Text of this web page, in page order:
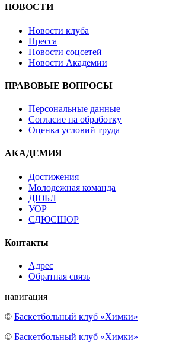
НОВОСТИ
Новости клуба
Пресса
Новости соцсетей
Новости Академии
ПРАВОВЫЕ ВОПРОСЫ
Персональные данные
Согласие на обработку
Оценка условий труда
АКАДЕМИЯ
Достижения
Молодежная команда
ДЮБЛ
УОР
СДЮСШОР
Контакты
Адрес
Обратная связь
навигация
© Баскетбольный клуб «Химки»
© Баскетбольный клуб «Химки»